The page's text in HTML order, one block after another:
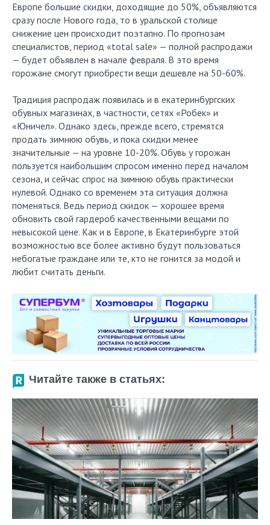
Европе большие скидки, доходящие до 50%, объявляются
сразу после Нового года, то в уральской столице
снижение цен происходит поэтапно. По прогнозам
специалистов, период «total sale» — полной распродажи
— будет объявлен в начале февраля. В это время
горожане смогут приобрести вещи дешевле на 50-60%.
Традиция распродаж появилась и в екатеринбургских
обувных магазинах, в частности, сетях «Робек» и
«Юничел». Однако здесь, прежде всего, стремятся
продать зимнюю обувь, и пока скидки менее
значительные — на уровне 10-20%. Обувь у горожан
пользуется наибольшим спросом именно перед началом
сезона, и сейчас спрос на зимнюю обувь практически
нулевой. Однако со временем эта ситуация должна
поменяться. Ведь период скидок — хорошее время
обновить свой гардероб качественными вещами по
невысокой цене. Как и в Европе, в Екатеринбурге этой
возможностью все более активно будут пользоваться
небогатые граждане или те, кто не гонится за модой и
любит считать деньги.
Читайте также в статьях: